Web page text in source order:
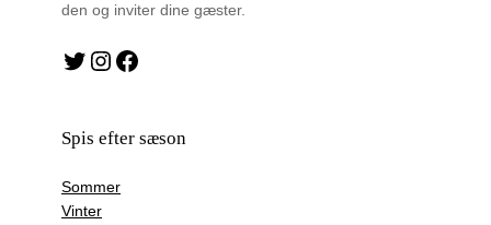
den og inviter dine gæster.
Twitter Instagram Facebook
Spis efter sæson
Sommer
Vinter